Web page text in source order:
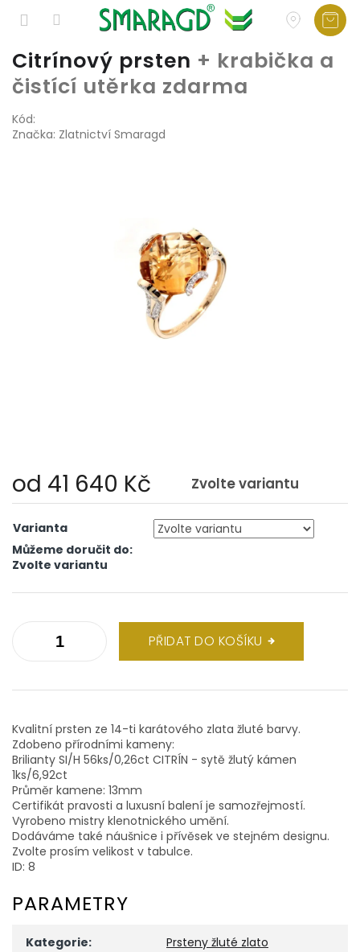
Přejít
obsah
Citrínový prsten + krabička a
čistící utěrka zdarma
Kód:
Značka: Zlatnictví Smaragd
od 41 640 Kč Zvolte variantu
cena:
Varianta
Můžeme doručit do:
Zvolte variantu
PŘIDAT DO KOŠÍKU
Kvalitní prsten ze 14-ti karátového zlata žluté barvy.
Zdobeno přírodními kameny:
Brilianty SI/H 56ks/0,26ct CITRÍN - sytě žlutý kámen
1ks/6,92ct
Průměr kamene: 13mm
Certifikát pravosti a luxusní balení je samozřejmostí.
Vyrobeno mistry klenotnického umění.
Dodáváme také náušnice i přívěsek ve stejném designu.
Zvolte prosím velikost v tabulce.
ID: 8
PARAMETRY
Kategorie: Prsteny žluté zlato